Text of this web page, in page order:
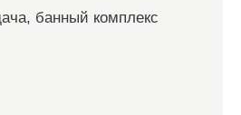
банный комплекс